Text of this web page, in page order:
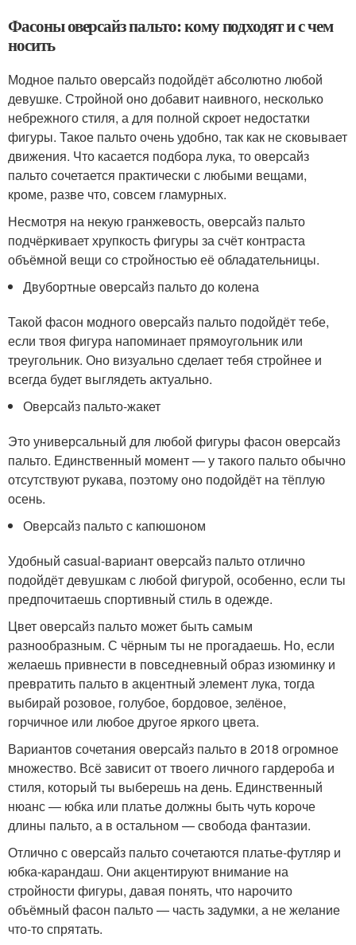
Фасоны оверсайз пальто: кому подходят и с чем
носить
Модное пальто оверсайз подойдёт абсолютно любой
девушке. Стройной оно добавит наивного, несколько
небрежного стиля, а для полной скроет недостатки
фигуры. Такое пальто очень удобно, так как не сковывает
движения. Что касается подбора лука, то оверсайз
пальто сочетается практически с любыми вещами,
кроме, разве что, совсем гламурных.
Несмотря на некую гранжевость, оверсайз пальто
подчёркивает хрупкость фигуры за счёт контраста
объёмной вещи со стройностью её обладательницы.
Двубортные оверсайз пальто до колена
Такой фасон модного оверсайз пальто подойдёт тебе,
если твоя фигура напоминает прямоугольник или
треугольник. Оно визуально сделает тебя стройнее и
всегда будет выглядеть актуально.
Оверсайз пальто-жакет
Это универсальный для любой фигуры фасон оверсайз
пальто. Единственный момент — у такого пальто обычно
отсутствуют рукава, поэтому оно подойдёт на тёплую
осень.
Оверсайз пальто с капюшоном
Удобный casual-вариант оверсайз пальто отлично
подойдёт девушкам с любой фигурой, особенно, если ты
предпочитаешь спортивный стиль в одежде.
Цвет оверсайз пальто может быть самым
разнообразным. С чёрным ты не прогадаешь. Но, если
желаешь привнести в повседневный образ изюминку и
превратить пальто в акцентный элемент лука, тогда
выбирай розовое, голубое, бордовое, зелёное,
горчичное или любое другое яркого цвета.
Вариантов сочетания оверсайз пальто в 2018 огромное
множество. Всё зависит от твоего личного гардероба и
стиля, который ты выберешь на день. Единственный
нюанс — юбка или платье должны быть чуть короче
длины пальто, а в остальном — свобода фантазии.
Отлично с оверсайз пальто сочетаются платье-футляр и
юбка-карандаш. Они акцентируют внимание на
стройности фигуры, давая понять, что нарочито
объёмный фасон пальто — часть задумки, а не желание
что-то спрятать.